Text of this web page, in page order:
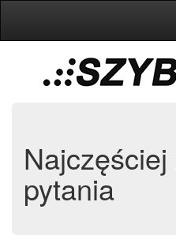
pytania